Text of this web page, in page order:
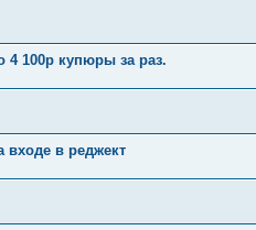
4 100р купюры за раз.
входе в реджект